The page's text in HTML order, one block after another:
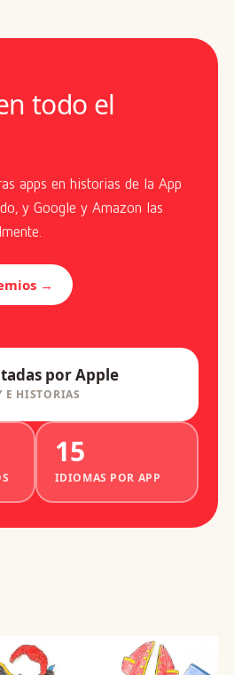
todo el
apps en historias de la App
y Google y Amazon las
→
por Apple
E HISTORIAS
15
IDIOMAS POR APP